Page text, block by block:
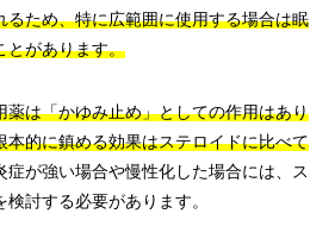
るため、特に広範囲に使用する場合は眠
とがあります。
薬は「かゆみ止め」としての作用はあり
本的に鎮める効果はステロイドに比べて
症が強い場合や慢性化した場合には、ス
討する必要があります。